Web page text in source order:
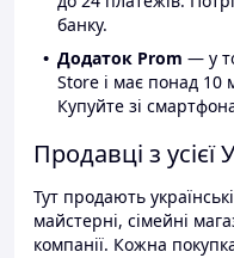
банку.
Додаток Prom — у
Store і має понад 10
Купуйте зі
Продавці з усієї
Тут продають
майстерні, сімейні
компанії. Кожна